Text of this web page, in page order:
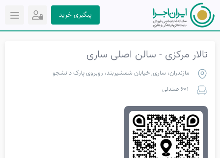
پیگیری خرید
تالار مرکزی - سالن اصلی ساری
مازندران، ساری, خیابان شمشیربند، روبروی پارک دانشجو
601 صندلی